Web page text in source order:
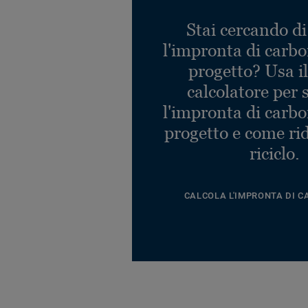
Ref. 21020729
Eclipse GREY 0097
Ref. 21020097
Stai cercando
l'impronta di
progetto? Usa
calcolatore per
l'impronta di
progetto e come
riciclo.
CALCOLA L'IMPRONTA DI